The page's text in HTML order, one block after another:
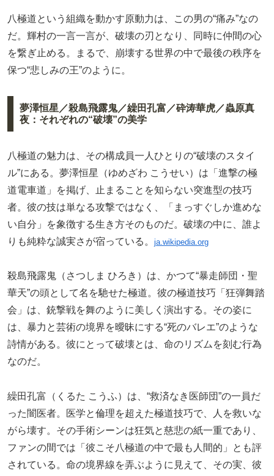
八極道という組織を動かす原動力は、この男の“痛み”なの
だ。輝村の一言一言が、破壊の刃となり、同時に仲間の心
を繋ぎ止める。まるで、崩壊する世界の中で最後の秩序を
保つ“悲しみの王”のように。
夢澤恒星／殺島飛露鬼／繰田孔富／砕涛華虎／蟲原真
夜：それぞれの“破壊”の美学
八極道の魅力は、その構成員一人ひとりの“破壊のスタイ
ル”にある。夢澤恒星（ゆめざわ こうせい）は「進撃の極
道電車道」を掲げ、止まることを知らない突進型の技巧
者。彼の技は単なる攻撃ではなく、「まっすぐしか進めな
い自分」を象徴する生き方そのものだ。破壊の中に、誰よ
りも純粋な誠実さが宿っている。 ja.wikipedia.org
殺島飛露鬼（さつしま ひろき）は、かつて“暴走師団・聖
華天”の頭として名を馳せた極道。彼の極道技巧「狂弾舞踏
会」は、銃撃戦を舞のように美しく演出する。その姿に
は、暴力と芸術の境界を曖昧にする“死のバレエ”のような
詩情がある。彼にとって破壊とは、命のリズムを刻む行為
なのだ。
繰田孔富（くるた こうふ）は、“救済なき医師団”の一員だ
った闇医者。医学と倫理を超えた極道技巧で、人を救いな
がら壊す。その手術シーンは狂気と慈悲の紙一重であり、
ファンの間では「彼こそ八極道の中で最も人間的」とも評
されている。命の境界線を弄ぶように見えて、その実、彼